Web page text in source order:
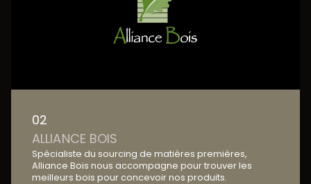
02
ALLIANCE BOIS
Spécialiste du sourcing de matières premières,
Alliance Bois nous accompagne pour trouver les
meilleurs bois pour concevoir nos produits.